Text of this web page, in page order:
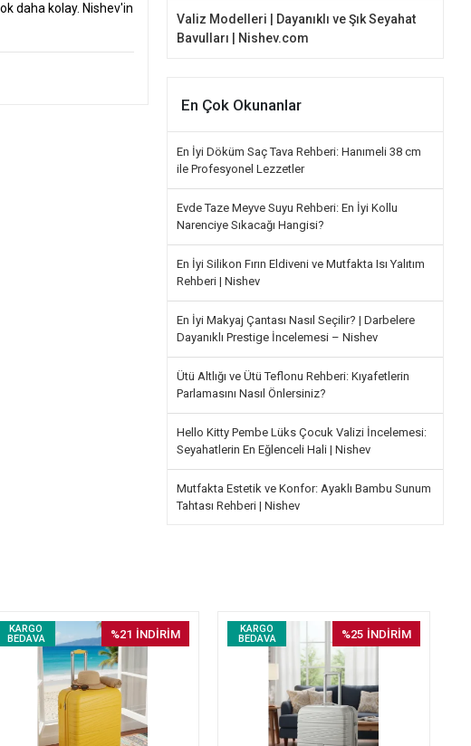
daha kolay. Nishev'in
Valiz Modelleri | Dayanıklı ve Şık Seyahat
Bavulları | Nishev.com
En Çok Okunanlar
En İyi Döküm Saç Tava Rehberi: Hanımeli 38 cm
ile Profesyonel Lezzetler
Evde Taze Meyve Suyu Rehberi: En İyi Kollu
Narenciye Sıkacağı Hangisi?
En İyi Silikon Fırın Eldiveni ve Mutfakta Isı Yalıtım
Rehberi | Nishev
En İyi Makyaj Çantası Nasıl Seçilir? | Darbelere
Dayanıklı Prestige İncelemesi – Nishev
Ütü Altlığı ve Ütü Teflonu Rehberi: Kıyafetlerin
Parlamasını Nasıl Önlersiniz?
Hello Kitty Pembe Lüks Çocuk Valizi İncelemesi:
Seyahatlerin En Eğlenceli Hali | Nishev
Mutfakta Estetik ve Konfor: Ayaklı Bambu Sunum
Tahtası Rehberi | Nishev
KARGO
BEDAVA
%21 İNDİRİM
KARGO
BEDAVA
%25 İNDİRİM